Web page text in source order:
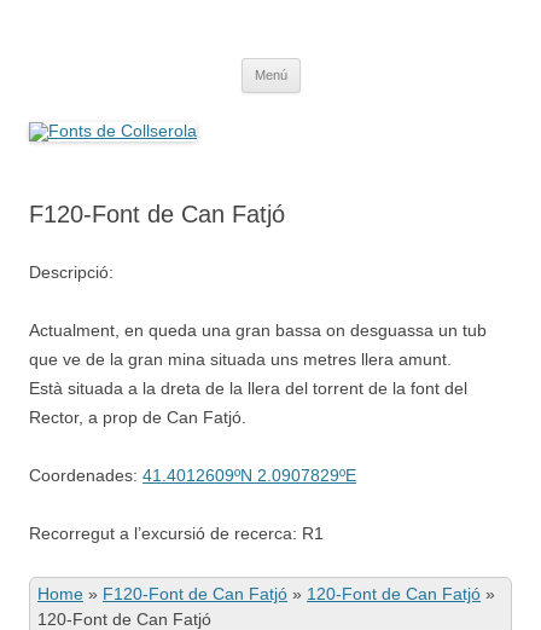
Menú
F120-Font de Can Fatjó
Descripció:
Actualment, en queda una gran bassa on desguassa un tub
que ve de la gran mina situada uns metres llera amunt.
Està situada a la dreta de la llera del torrent de la font del
Rector, a prop de Can Fatjó.
Coordenades: 41.4012609ºN 2.0907829ºE
Recorregut a l’excursió de recerca: R1
Home » F120-Font de Can Fatjó » 120-Font de Can Fatjó »
120-Font de Can Fatjó